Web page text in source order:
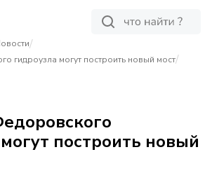
/
гидроузла могут построить новый мост/
построить новый